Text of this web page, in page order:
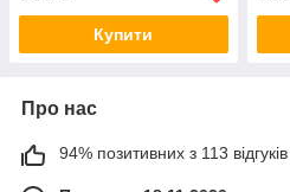
Купити
Про нас
94% позитивних з 113 відгуків